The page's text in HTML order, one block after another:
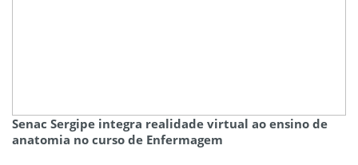
Senac Sergipe integra realidade virtual ao ensino de
anatomia no curso de Enfermagem